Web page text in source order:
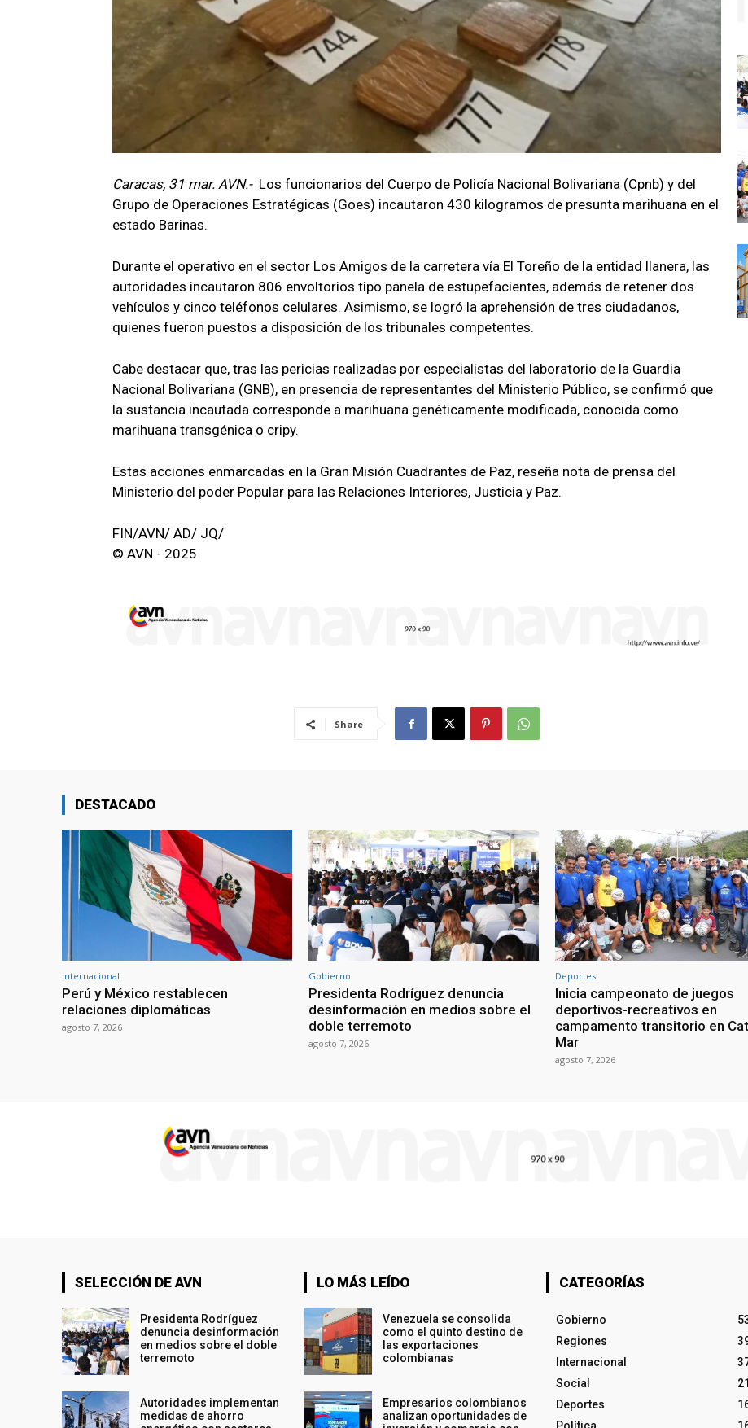
Caracas, 31 mar. AVN.- Los funcionarios del Cuerpo de Policía Nacional Bolivariana (Cpnb) y del
Grupo de Operaciones Estratégicas (Goes) incautaron 430 kilogramos de presunta marihuana en el
estado Barinas.
Durante el operativo en el sector Los Amigos de la carretera vía El Toreño de la entidad llanera, las
autoridades incautaron 806 envoltorios tipo panela de estupefacientes, además de retener dos
vehículos y cinco teléfonos celulares. Asimismo, se logró la aprehensión de tres ciudadanos,
quienes fueron puestos a disposición de los tribunales competentes.
Cabe destacar que, tras las pericias realizadas por especialistas del laboratorio de la Guardia
Nacional Bolivariana (GNB), en presencia de representantes del Ministerio Público, se confirmó que
la sustancia incautada corresponde a marihuana genéticamente modificada, conocida como
marihuana transgénica o cripy.
Estas acciones enmarcadas en la Gran Misión Cuadrantes de Paz, reseña nota de prensa del
Ministerio del poder Popular para las Relaciones Interiores, Justicia y Paz.
FIN/AVN/ AD/ JQ/
© AVN - 2025
Share
DESTACADO
Internacional
Perú y México restablecen
relaciones diplomáticas
agosto 7, 2026
Gobierno
Presidenta Rodríguez denuncia
desinformación en medios sobre el
doble terremoto
agosto 7, 2026
Deportes
Inicia campeonato de juegos
deportivos-recreativos en
campamento transitorio en
Mar
agosto 7, 2026
SELECCIÓN DE AVN
Presidenta Rodríguez
denuncia desinformación
en medios sobre el doble
terremoto
Autoridades implementan
medidas de ahorro
LO MÁS LEÍDO
Venezuela se consolida
como el quinto destino de
las exportaciones
colombianas
Empresarios colombianos
analizan oportunidades de
CATEGORÍAS
Gobierno
Regiones
Internacional
Social
Deportes
Política